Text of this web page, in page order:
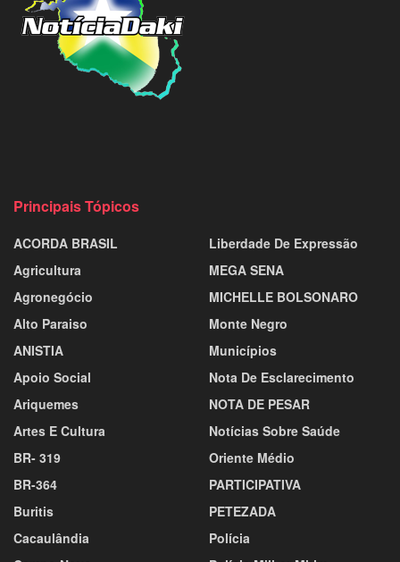
Principais Tópicos
ACORDA BRASIL
Agricultura
Agronegócio
Alto Paraiso
ANISTIA
Apoio Social
Ariquemes
Artes E Cultura
BR- 319
BR-364
Buritis
Cacaulândia
Liberdade De Expressão
MEGA SENA
MICHELLE BOLSONARO
Monte Negro
Municípios
Nota De Esclarecimento
NOTA DE PESAR
Notícias Sobre Saúde
Oriente Médio
PARTICIPATIVA
PETEZADA
Polícia